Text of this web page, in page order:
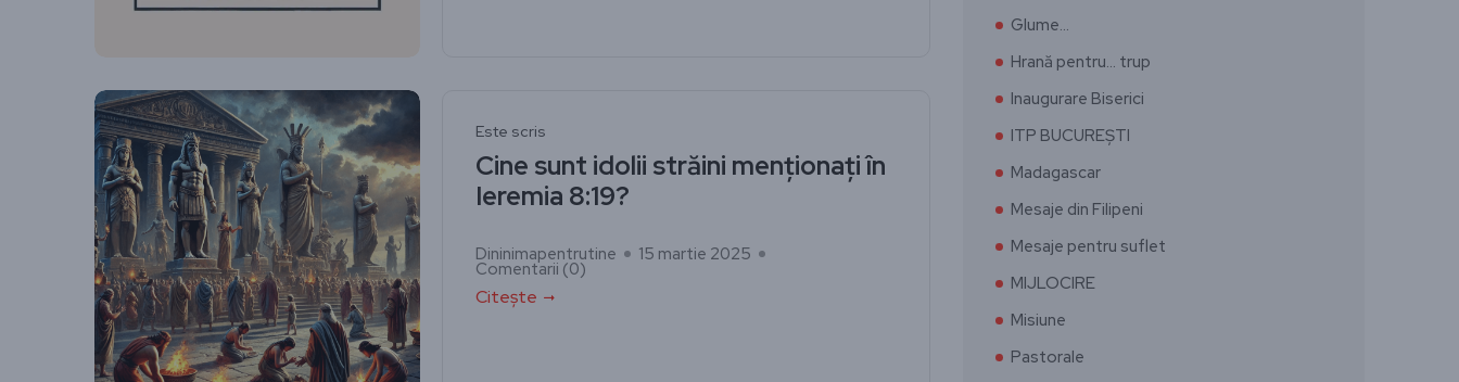
Este scris
Cine sunt idolii străini menționați în
Ieremia 8:19?
Dininimapentrutine 15 martie 2025
Comentarii (0)
Citește
Glume…
Hrană pentru… trup
Inaugurare Biserici
ITP BUCUREȘTI
Madagascar
Mesaje din Filipeni
Mesaje pentru suflet
MIJLOCIRE
Misiune
Pastorale